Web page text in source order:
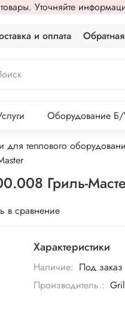
Уточняйте
и оплата
Оборудование
для теплового
Гриль-
в сравнение
Характеристики
Наличие: Под заказ
Производитель.: